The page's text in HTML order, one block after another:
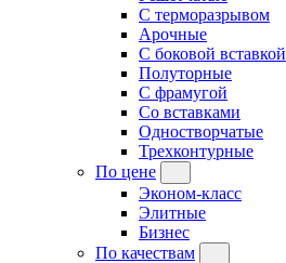
С терморазрывом
Арочные
С боковой вставкой
Полуторные
С фрамугой
Cо вставками
Одностворчатые
Трехконтурные
По цене
Эконом-класс
Элитные
Бизнес
По качествам